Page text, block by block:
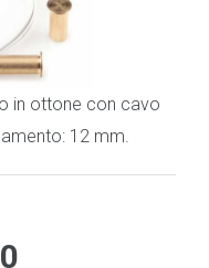
in ottone con cavo
12 mm.